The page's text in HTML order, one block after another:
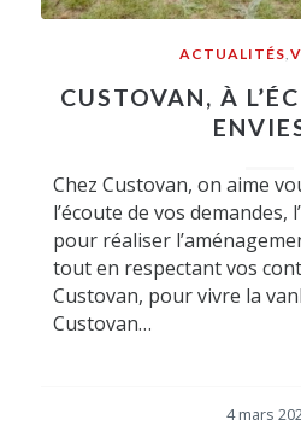
ACTUALITÉS ,
CUSTOVAN, À
Chez Custovan, on aime
l’écoute de vos demandes,
pour réaliser
tout en respectant vos
Custovan, pour vivre la
Custovan…
4 mars